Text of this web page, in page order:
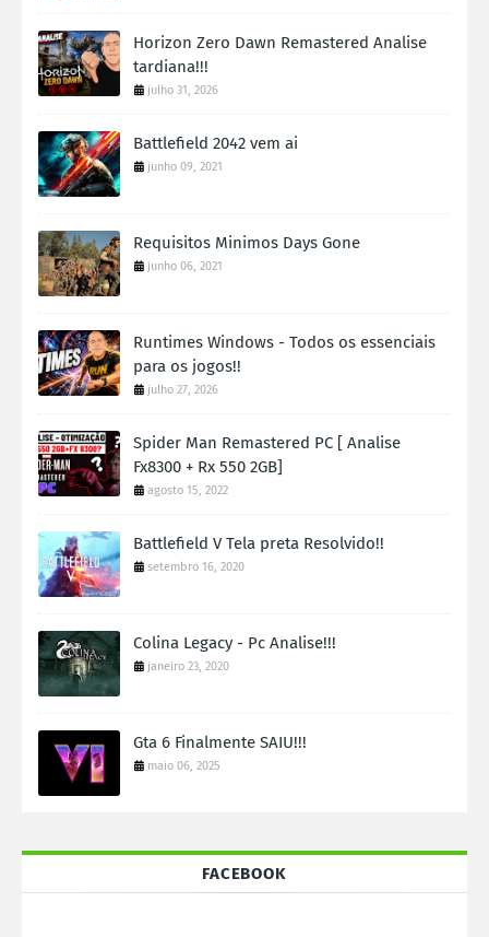
Horizon Zero Dawn Remastered Analise
tardiana!!!
julho 31, 2026
Battlefield 2042 vem ai
junho 09, 2021
Requisitos Minimos Days Gone
junho 06, 2021
Runtimes Windows - Todos os essenciais
para os jogos!!
julho 27, 2026
Spider Man Remastered PC [ Analise
Fx8300 + Rx 550 2GB]
agosto 15, 2022
Battlefield V Tela preta Resolvido!!
setembro 16, 2020
Colina Legacy - Pc Analise!!!
janeiro 23, 2020
Gta 6 Finalmente SAIU!!!
maio 06, 2025
FACEBOOK